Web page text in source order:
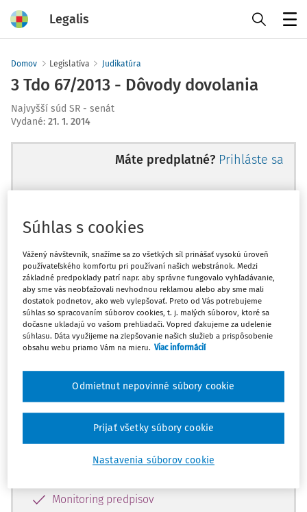
Legalis
Domov Legislatíva Judikatúra
3 Tdo 67/2013 - Dôvody dovolania
Najvyšší súd SR - senát
Vydané: 21. 1. 2014
Máte predplatné? Prihláste sa
Ups, zatiaľ ste si prečítali len
začiatok...
Celý odborný obsah z tejto oblasti je
dostupný predplatiteľom portálu.
obsahu a získajte prístup na 10 dní
zdarma, stačí sa len zaregistrovať.
Vďaka registrácii získate prístup aj k
vybranému obsahu:
Monitoring predpisov
Súhlas s cookies
Vážený návštevník, snažíme sa zo všetkých síl prinášať vysokú úroveň
používateľského komfortu pri používaní našich webstránok. Medzi
základné predpoklady patrí napr. aby správne fungovalo vyhľadávanie,
aby sme vás neobťažovali nevhodnou reklamou alebo aby sme mali
dostatok podnetov, ako web vylepšovať. Preto od Vás potrebujeme
súhlas so spracovaním súborov cookies, t. j. malých súborov, ktoré sa
dočasne ukladajú vo vašom prehliadači. Vopred ďakujeme za udelenie
súhlasu. Dáta využijeme na zlepšovanie našich služieb a prispôsobenie
obsahu webu priamo Vám na mieru. Viac informácií
Nastavenia súborov cookie
Odmietnut nepovinné súbory cookie
Prijať všetky súbory cookie